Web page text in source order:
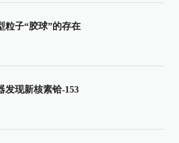
粒子“胶球”的存在
发现新核素铪-153